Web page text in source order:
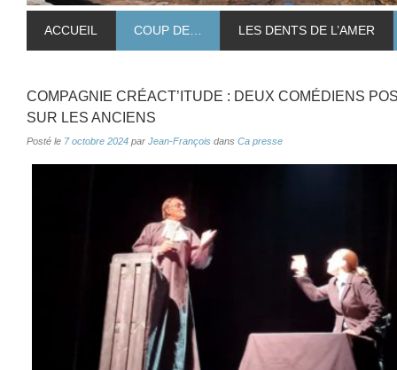
ACCUEIL COUP DE… LES DENTS DE L’AMER
COMPAGNIE CRÉACT’ITUDE : DEUX COMÉDIENS
SUR LES ANCIENS
Posté le 7 octobre 2024 par Jean-François dans Ca presse